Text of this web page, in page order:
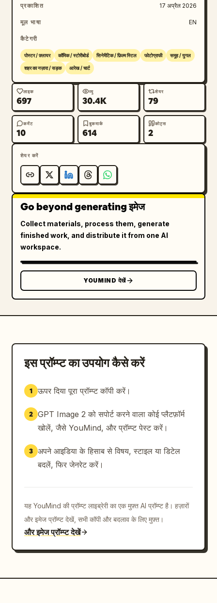
      "silhouette": { "count": 2 },
      "color_palette": { "count": 5,
    },
    "middle_right_section": {
      "type": "पुरुष पात्र संदर्भ",
      "full_body_turnaround": { "count": 4,
"poses": ["सामने", "साइड (बाएं)", "पीछे", "3/4
दृश्य"], "outfit": "गहरी ग्रे जैकेट, सफेद शर्ट, काली पैंट"
},
      "facial_expressions": { "count": 3 },
"हाथों, कॉलर और बालों के क्लोज-अप" },
"description": "काले स्नीकर्स के कोण" },
      "silhouette": { "count": 2 }
    },
      "type": "जानवर का संदर्भ",
      "label": "チェリー",
      "main_poses": { "count": 3,
"description": "बैठना, खड़ा होना, चलना" },
      "face_closeup": { "count": 1 },
      "fur_details": { "count": 2 },
      "behavioral_poses": { "count": 2,
      "scale_reference": { "count": 1,
"description": "मानव सिल्हूट के बगल में बिल्ली" },
      "facial_angles": { "count": 4 }
    "bottom_right_section": {
      "grid": { "count": 9, "description":
"सूर्यास्त और घर के अंदर शाम जैसी विभिन्न प्रकाश स्थितियों में
    }
प्रकाशित 17 अप्रैल 2026
मूल भाषा EN
कैटेगरी
पोस्टर / फ़्लायर कॉमिक / स्टोरीबोर्ड सिनेमैटिक / फ़िल्म स्टिल फोटोग्राफी समूह / युगल
शहर का नज़ारा / सड़क आरेख / चार्ट
लाइक
697
व्यू
30.4K
शेयर
79
कमेंट
10
बुकमार्क
614
कोट्स
2
शेयर करें
Go beyond generating इमेज
Collect materials, process them, generate
finished work, and distribute it from one AI
workspace.
YOUMIND देखें
इस प्रॉम्प्ट का उपयोग कैसे करें
1 ऊपर दिया पूरा प्रॉम्प्ट कॉपी करें।
2 GPT Image 2 को सपोर्ट करने वाला कोई प्लैटफ़ॉर्म
खोलें, जैसे YouMind, और प्रॉम्प्ट पेस्ट करें।
3 अपने आइडिया के हिसाब से विषय, स्टाइल या डिटेल
बदलें, फिर जेनरेट करें।
यह YouMind की प्रॉम्प्ट लाइब्रेरी का एक मुफ़्त AI प्रॉम्प्ट है। हज़ारों
और इमेज प्रॉम्प्ट देखें, सभी कॉपी और बदलाव के लिए मुफ़्त।
और इमेज प्रॉम्प्ट देखें